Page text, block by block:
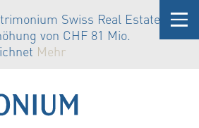
Swiss Real Estate
von CHF 81 Mio.
Mehr